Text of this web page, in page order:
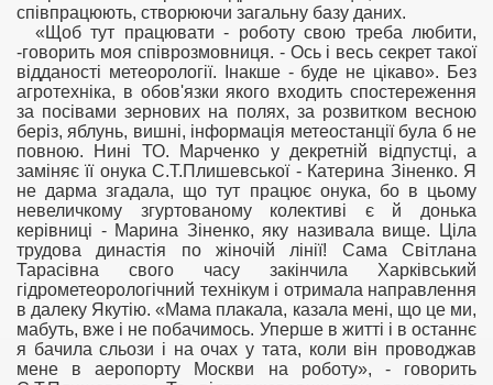
співпрацюють, створюючи загальну базу даних.
«Щоб тут працювати - роботу свою треба любити,
-говорить моя співрозмовниця. - Ось і весь секрет такої
відданості метеорології. Інакше - буде не цікаво». Без
агротехніка, в обов'язки якого входить спостереження
за посівами зернових на полях, за розвитком весною
беріз, яблунь, вишні, інформація метеостанції була б не
повною. Нині ТО. Марченко у декретній відпустці, а
заміняє її онука С.Т.Плишевської - Катерина Зіненко. Я
не дарма згадала, що тут працює онука, бо в цьому
невеличкому згуртованому колективі є й донька
керівниці - Марина Зіненко, яку називала вище. Ціла
трудова династія по жіночій лінії! Сама Світлана
Тарасівна свого часу закінчила Харківський
гідрометеорологічний технікум і отримала направлення
в далеку Якутію. «Мама плакала, казала мені, що це ми,
мабуть, вже і не побачимось. Уперше в житті і в останнє
я бачила сльози і на очах у тата, коли він проводжав
мене в аеропорту Москви на роботу», - говорить